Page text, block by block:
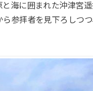
海に囲まれた沖津宮
参拝者を見下ろしつ